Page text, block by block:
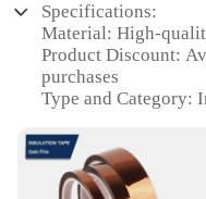
Specifications:
Material: High-
Product Discount:
purchases
Type and Category:
aesthetically pleasing
Usage and Purpose:
various settings